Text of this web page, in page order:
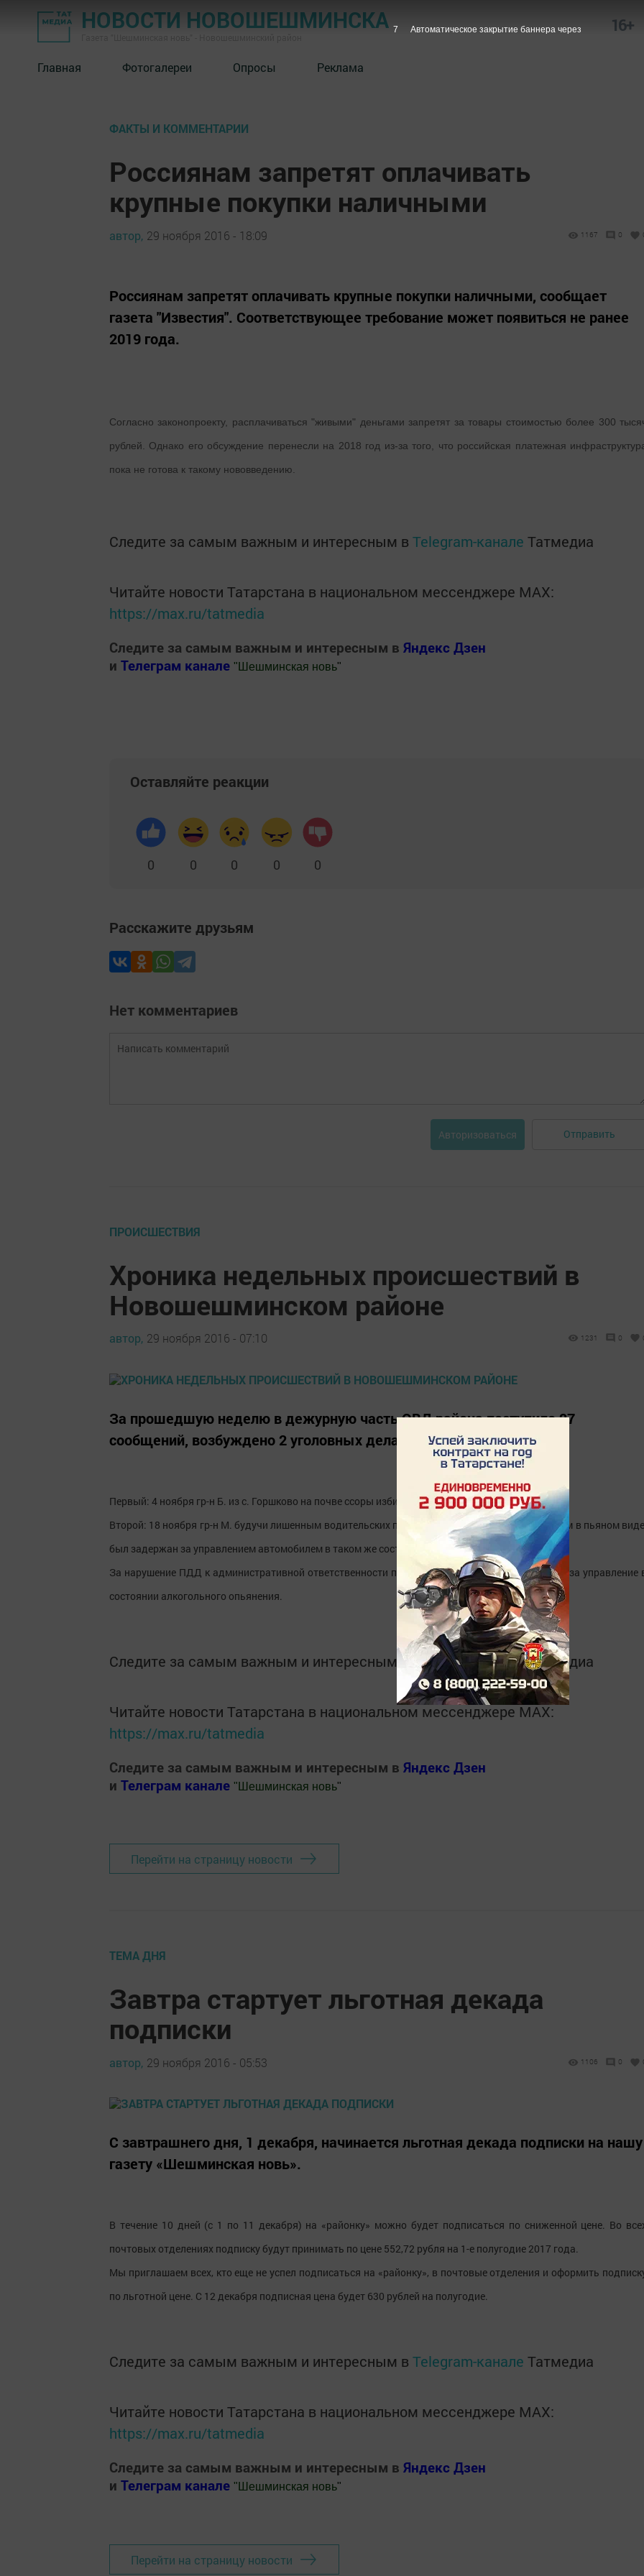
НОВОСТИ НОВОШЕШМИНСКА 16+
Главная Фотогалереи Опросы Реклама
ФАКТЫ И КОММЕНТАРИИ
Россиянам запретят оплачивать
крупные покупки наличными
автор, 29 ноября 2016 - 18:09 1167 0
Россиянам запретят оплачивать крупные покупки наличными, сообщает
газета "Известия". Соответствующее требование может появиться не ранее
2019 года.
Согласно законопроекту, расплачиваться "живыми" деньгами запретят за товары стоимостью более 300
рублей. Однако его обсуждение перенесли на 2018 год из-за того, что российская платежная
пока не готова к такому нововведению.
utm_source=CopyBuf
Следите за самым важным и интересным в Telegram-канале Татмедиа
Читайте новости Татарстана в национальном мессенджере MАХ:
https://max.ru/tatmedia
Следите за самым важным и интересным в Яндекс Дзен
и Телеграм канале " Шешминская новь"
Оставляйте реакции
0 0 0 0 0
Расскажите друзьям
Нет комментариев
Авторизоваться Отправить
ПРОИСШЕСТВИЯ
Хроника недельных происшествий в
Новошешминском районе
автор, 29 ноября 2016 - 07:10 1231 0
За прошедшую неделю в дежурную часть ОВД района поступило 27
сообщений, возбуждено 2 уголовных дела по двум фактам.
Первый: 4 ноября гр-н Б. из с. Горшково на почве ссоры избил своего отца.
Второй: 18 ноября гр-н М. будучи лишенным водительских прав за управление автотранспортом в пьяном
был задержан за управлением автомобилем в таком же состоянии.
За нарушение ПДД к административной ответственности привлечено 66 граждан, из них двое за управление
состоянии алкогольного опьянения.
Следите за самым важным и интересным в Telegram-каналеТатмедиа
Читайте новости Татарстана в национальном мессенджере MАХ:
https://max.ru/tatmedia
Следите за самым важным и интересным в Яндекс Дзен
и Телеграм канале " Шешминская новь"
Перейти на страницу новости
ТЕМА ДНЯ
Завтра стартует льготная декада
подписки
автор, 29 ноября 2016 - 05:53 1106 0
С завтрашнего дня, 1 декабря, начинается льготная декада подписки на нашу
газету «Шешминская новь».
В течение 10 дней (с 1 по 11 декабря) на «районку» можно будет подписаться по сниженной цене. Во
почтовых отделениях подписку будут принимать по цене 552,72 рубля на 1-е полугодие 2017 года.
Мы приглашаем всех, кто еще не успел подписаться на «районку», в почтовые отделения и оформить
по льготной цене. С 12 декабря подписная цена будет 630 рублей на полугодие.
Следите за самым важным и интересным в Telegram-канале Татмедиа
Читайте новости Татарстана в национальном мессенджере MАХ:
https://max.ru/tatmedia
Следите за самым важным и интересным в Яндекс Дзен
и Телеграм канале " Шешминская новь"
Перейти на страницу новости
6 Автоматическое закрытие баннера через